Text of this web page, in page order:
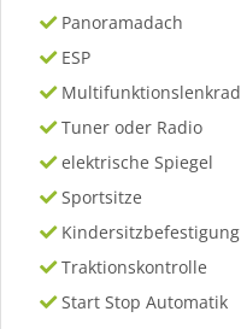
Panoramadach
ESP
Multifunktionslenkrad
Tuner oder Radio
elektrische Spiegel
Sportsitze
Kindersitzbefestigung
Traktionskontrolle
Start Stop Automatik